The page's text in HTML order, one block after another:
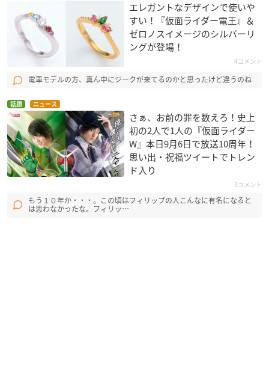
エレガントなデザインで使いや
すい！『仮面ライダー電王』＆
ゼロノスイメージのシルバーリ
ングが登場！
4コメント
電車モデルの方、真ん中にジークが来てるのかと思ったけど違うのね
話題 ニュース
さぁ、お前の罪を数えろ！史上
初の2人で1人の『仮面ライダー
W』本日9月6日で放送10周年！
思い出・祝福ツイートでトレン
ド入り
3コメント
もう１０年か・・・。この頃はフィリップの人こんなに有名になると
は思わなかったな。フィリッ…